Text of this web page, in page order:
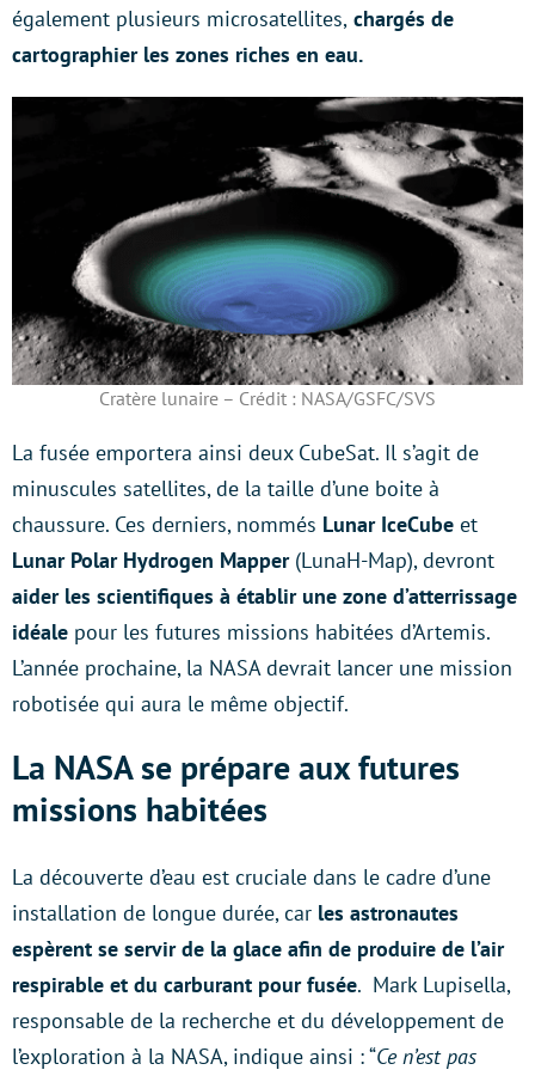
également plusieurs microsatellites, chargés de
cartographier les zones riches en eau.
Cratère lunaire – Crédit : NASA/GSFC/SVS
La fusée emportera ainsi deux CubeSat. Il s’agit de
minuscules satellites, de la taille d’une boite à
chaussure. Ces derniers, nommés Lunar IceCube et
Lunar Polar Hydrogen Mapper(LunaH-Map), devront
aider les scientifiques à établir une zone d’atterrissage
idéale pour les futures missions habitées d’Artemis.
L’année prochaine, la NASA devrait lancer une mission
robotisée qui aura le même objectif.
La NASA se prépare aux futures
missions habitées
La découverte d’eau est cruciale dans le cadre d’une
installation de longue durée, car les astronautes
espèrent se servir de la glace afin de produire de l’air
respirable et du carburant pour fusée. Mark Lupisella,
responsable de la recherche et du développement de
l’exploration à la NASA, indique ainsi : “Ce n’est pas